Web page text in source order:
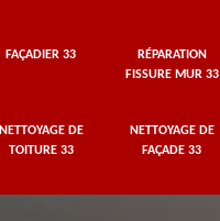
FAÇADIER 33
RÉPARATION
FISSURE MUR 33
NETTOYAGE DE
TOITURE 33
NETTOYAGE DE
FAÇADE 33